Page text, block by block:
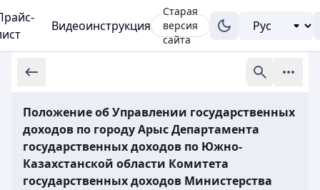
Видеоинструкция
Старая
версия
сайта
Положение об Управлении государственных
доходов по городу Арыс Департамента
государственных доходов по Южно-
Казахстанской области Комитета
государственных доходов Министерства